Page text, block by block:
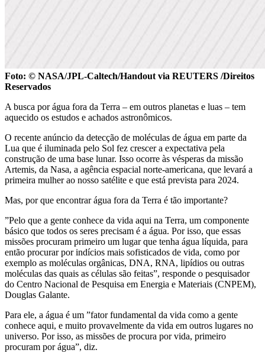
Foto: © NASA/JPL-Caltech/Handout via REUTERS /Direitos
Reservados
A busca por água fora da Terra – em outros planetas e luas – tem
aquecido os estudos e achados astronômicos.
O recente anúncio da detecção de moléculas de água em parte da
Lua que é iluminada pelo Sol fez crescer a expectativa pela
construção de uma base lunar. Isso ocorre às vésperas da missão
Artemis, da Nasa, a agência espacial norte-americana, que levará a
primeira mulher ao nosso satélite e que está prevista para 2024.
Mas, por que encontrar água fora da Terra é tão importante?
”Pelo que a gente conhece da vida aqui na Terra, um componente
básico que todos os seres precisam é a água. Por isso, que essas
missões procuram primeiro um lugar que tenha água líquida, para
então procurar por indícios mais sofisticados de vida, como por
exemplo as moléculas orgânicas, DNA, RNA, lipídios ou outras
moléculas das quais as células são feitas”, responde o pesquisador
do Centro Nacional de Pesquisa em Energia e Materiais (CNPEM),
Douglas Galante.
Para ele, a água é um ”fator fundamental da vida como a gente
conhece aqui, e muito provavelmente da vida em outros lugares no
universo. Por isso, as missões de procura por vida, primeiro
procuram por água”, diz.